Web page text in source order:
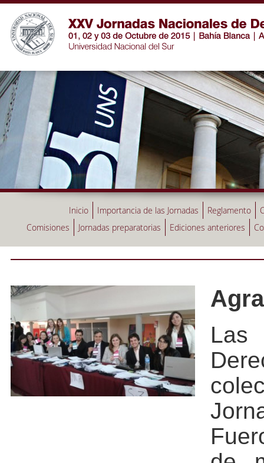
Inicio Importancia de las Jornadas Reglamento
Comisiones
Jornadas preparatorias Ediciones anteriores
Las